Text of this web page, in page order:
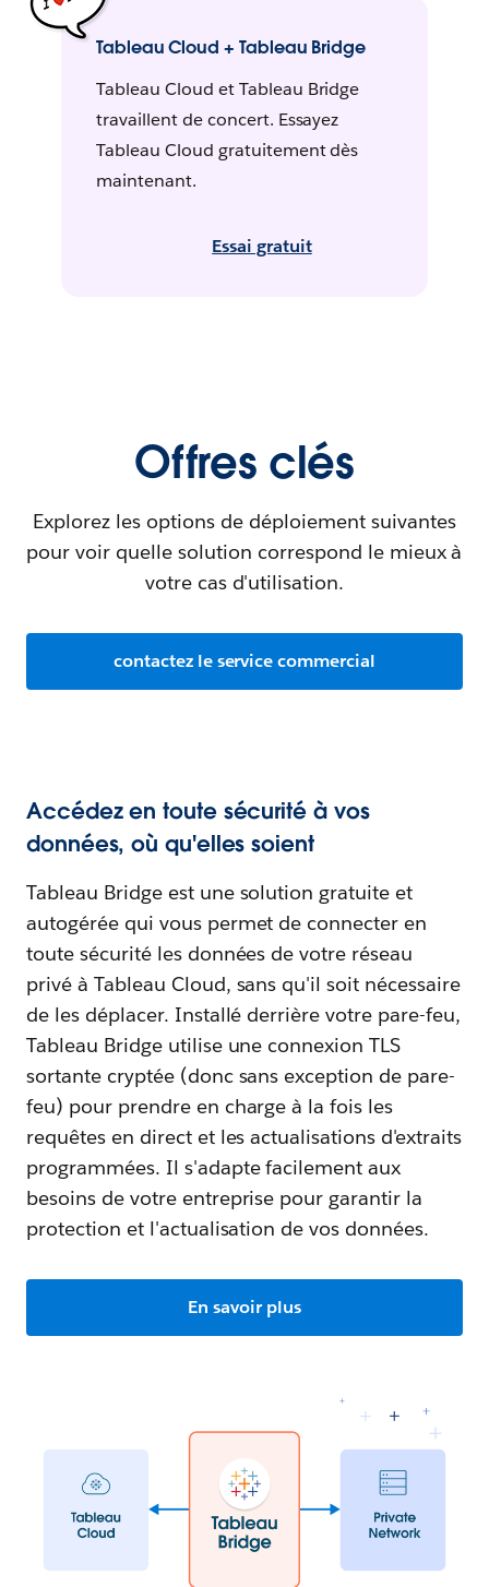
Tableau Cloud + Tableau Bridge
Tableau Cloud et Tableau Bridge
travaillent de concert. Essayez
Tableau Cloud gratuitement dès
maintenant.
Essai gratuit
Offres clés
Explorez les options de déploiement suivantes
pour voir quelle solution correspond le mieux à
votre cas d'utilisation.
contactez le service commercial
Accédez en toute sécurité à vos
données, où qu'elles soient
Tableau Bridge est une solution gratuite et
autogérée qui vous permet de connecter en
toute sécurité les données de votre réseau
privé à Tableau Cloud, sans qu'il soit nécessaire
de les déplacer. Installé derrière votre pare-feu,
Tableau Bridge utilise une connexion TLS
sortante cryptée (donc sans exception de pare-
feu) pour prendre en charge à la fois les
requêtes en direct et les actualisations d'extraits
programmées. Il s'adapte facilement aux
besoins de votre entreprise pour garantir la
protection et l'actualisation de vos données.
En savoir plus